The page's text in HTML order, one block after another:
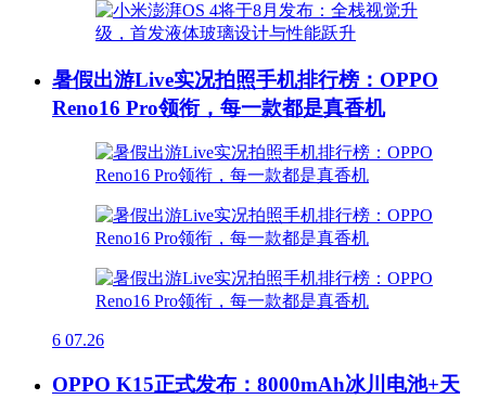
暑假出游Live实况拍照手机排行榜：OPPO
Reno16 Pro领衔，每一款都是真香机
6 07.26
OPPO K15正式发布：8000mAh冰川电池+天